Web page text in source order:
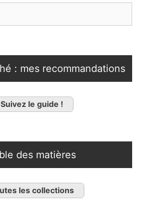
: mes recommandations
Suivez le guide !
des matières
les collections